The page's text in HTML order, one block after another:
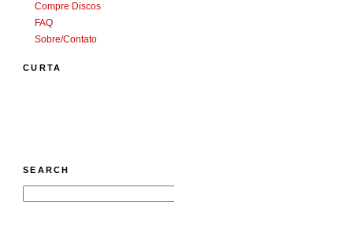
Compre Discos
FAQ
Sobre/Contato
CURTA
SEARCH